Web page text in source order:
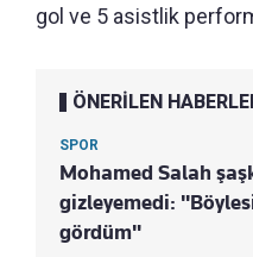
gol ve 5 asistlik
ÖNERİLEN
SPOR
Mohamed Salah
gizleyemedi:
gördüm"